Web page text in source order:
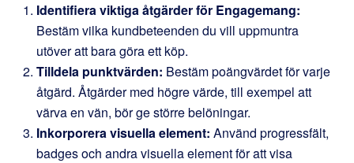
Identifiera viktiga åtgärder för Engagemang:
Bestäm vilka kundbeteenden du vill uppmuntra
utöver att bara göra ett köp.
Tilldela punktvärden: Bestäm poängvärdet för varje
åtgärd. Åtgärder med högre värde, till exempel att
värva en vän, bör ge större belöningar.
Inkorporera visuella element: Använd progressfält,
badges och andra visuella element för att visa